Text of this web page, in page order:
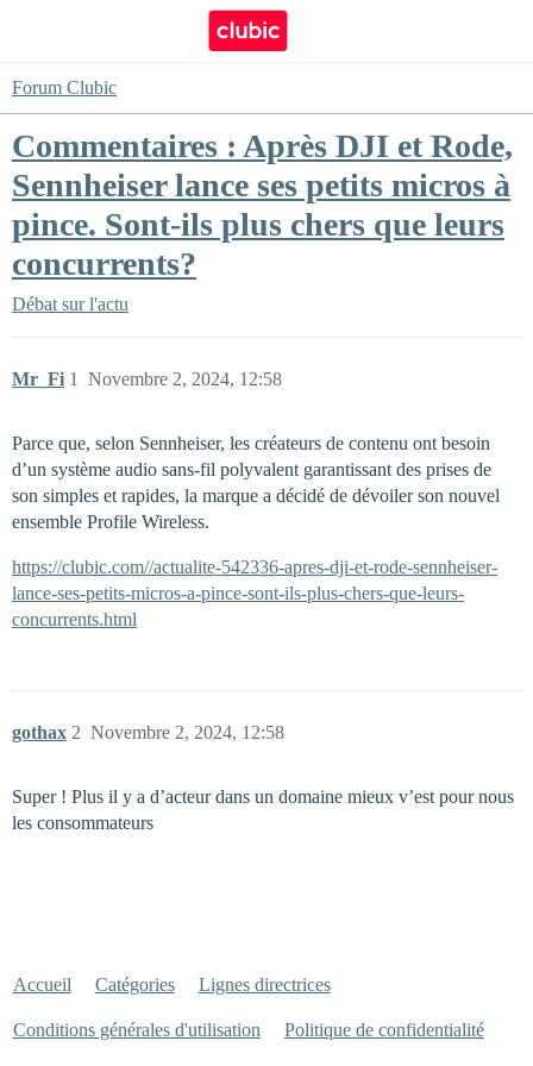
Forum Clubic
Commentaires : Après DJI et Rode,
Sennheiser lance ses petits micros à
pince. Sont-ils plus chers que leurs
concurrents?
Débat sur l'actu
Mr_Fi Novembre 2, 2024, 12:58
1
Parce que, selon Sennheiser, les créateurs de contenu ont besoin
d’un système audio sans-fil polyvalent garantissant des prises de
son simples et rapides, la marque a décidé de dévoiler son nouvel
ensemble Profile Wireless.
https://clubic.com//actualite-542336-apres-dji-et-rode-sennheiser-
lance-ses-petits-micros-a-pince-sont-ils-plus-chers-que-leurs-
concurrents.html
gothax Novembre 2, 2024, 12:58
2
Super ! Plus il y a d’acteur dans un domaine mieux v’est pour nous
les consommateurs
Accueil Catégories Lignes directrices
Conditions générales d'utilisation Politique de confidentialité